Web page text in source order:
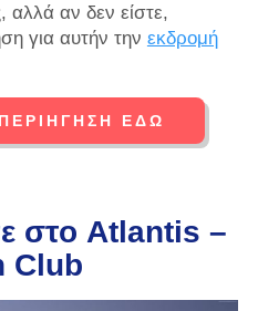
αλλά αν δεν είστε,
για αυτήν την εκδρομή
ΕΔΏ
στο Atlantis –
Club